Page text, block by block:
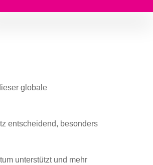
globale
entscheidend, besonders
unterstützt und mehr